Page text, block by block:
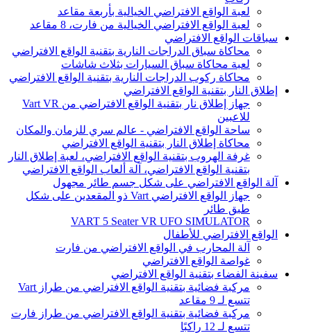
لعبة الواقع الافتراضي الخيالية بأربعة مقاعد
لعبة الواقع الافتراضي الخيالية من فارت، 8 مقاعد
سباقات الواقع الافتراضي
محاكاة سباق الدراجات النارية بتقنية الواقع الافتراضي
لعبة محاكاة سباق السيارات بثلاث شاشات
محاكاة ركوب الدراجات النارية بتقنية الواقع الافتراضي
إطلاق النار بتقنية الواقع الافتراضي
جهاز إطلاق نار بتقنية الواقع الافتراضي من Vart VR
للاعبين
ساحة الواقع الافتراضي - عالم سري للزمان والمكان
محاكاة إطلاق النار بتقنية الواقع الافتراضي
غرفة الهروب بتقنية الواقع الافتراضي، لعبة إطلاق النار
بتقنية الواقع الافتراضي، آلة ألعاب الواقع الافتراضي
آلة الواقع الافتراضي على شكل جسم طائر مجهول
جهاز الواقع الافتراضي Vart ذو المقعدين على شكل
طبق طائر
VART 5 Seater VR UFO SIMULATOR
الواقع الافتراضي للأطفال
آلة المحارب في الواقع الافتراضي من فارت
غواصة الواقع الافتراضي
سفينة الفضاء بتقنية الواقع الافتراضي
مركبة فضائية بتقنية الواقع الافتراضي من طراز Vart
تتسع لـ 9 مقاعد
مركبة فضائية بتقنية الواقع الافتراضي من طراز فارت
تتسع لـ 12 راكبًا